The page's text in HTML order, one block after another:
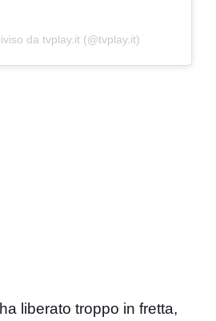
da tvplay.it (@tvplay.it)
liberato troppo in fretta,